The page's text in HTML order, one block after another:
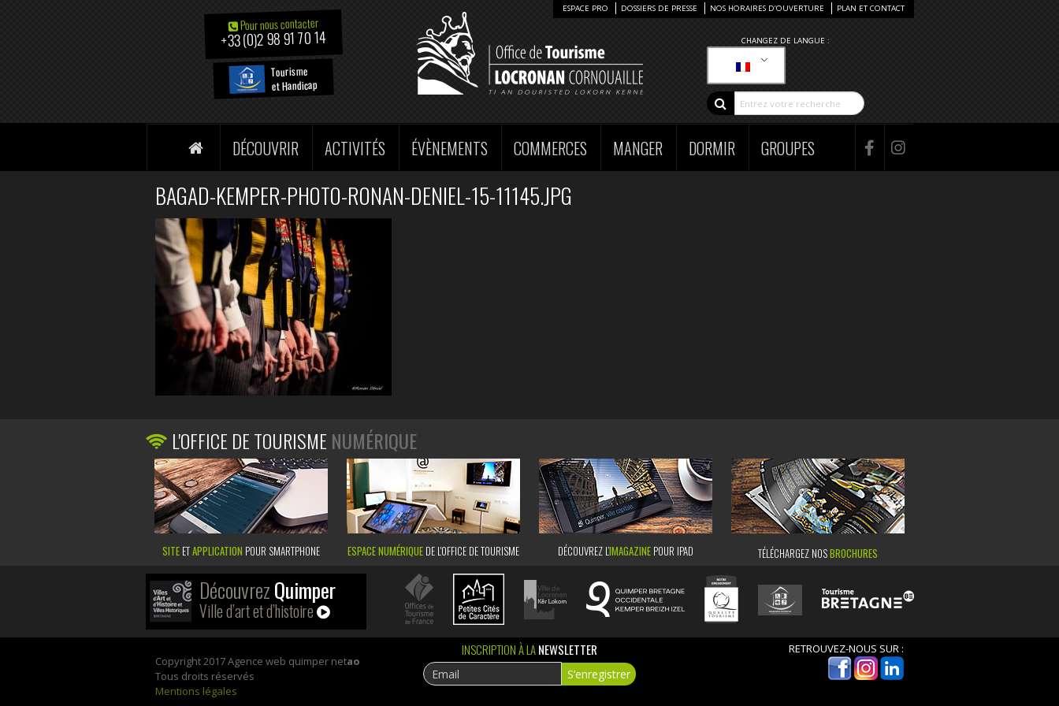
Pour nous contacter
+33 (0)2 98 91 70 14
Tourisme
et Handicap
CHANGEZ DE LANGUE :
ESPACE PRO DOSSIERS DE PRESSE NOS HORAIRES D’OUVERTURE PLAN ET CONTACT
DÉCOUVRIR ACTIVITÉS ÉVÈNEMENTS COMMERCES MANGER DORMIR GROUPES
BAGAD-KEMPER-PHOTO-RONAN-DENIEL-15-11145.JPG
L'OFFICE DE TOURISME NUMÉRIQUE
SITE ETAPPLICATION POUR SMARTPHONE ESPACE NUMÉRIQUE DE L'OFFICE DE TOURISME DÉCOUVREZ L’IMAGAZINEPOUR IPAD TÉLÉCHARGEZ NOSBROCHURES
DécouvrezQuimper
Ville d’art et d’histoire
Copyright 2017 Agence web quimper netao
Tous droits réservés
Mentions légales
INSCRIPTION À LANEWSLETTER RETROUVEZ-NOUS SUR :